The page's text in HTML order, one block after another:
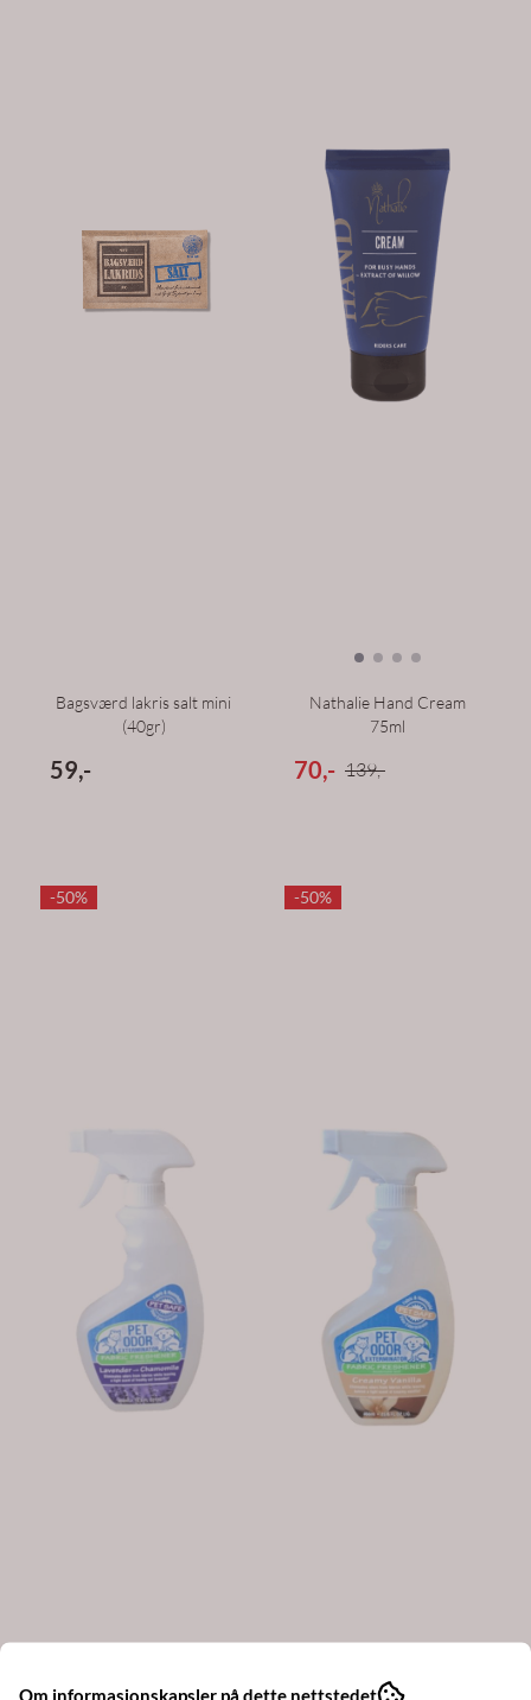
Bagsværd lakris salt mini
(40gr)
59,-
Nathalie Hand Cream
75ml
70,- 139,-
-50%
Pet Odour Exterminator
-50%
Om informasjonskapsler på dette nettstedet